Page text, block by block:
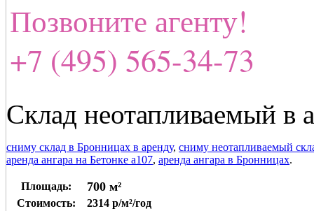
Позвоните агенту!
+7 (495) 565-34-73
Склад неотапливаемый в
сниму склад в Бронницах в аренду, сниму неотапливаемый
аренда ангара на Бетонке а107, аренда ангара в Бронницах.
Площадь: 700 м²
Стоимость: 2314 р/м²/год